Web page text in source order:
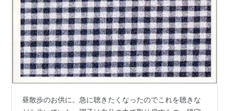
昼散歩のお供に。急に聴きたくなったのでこれを聴きな